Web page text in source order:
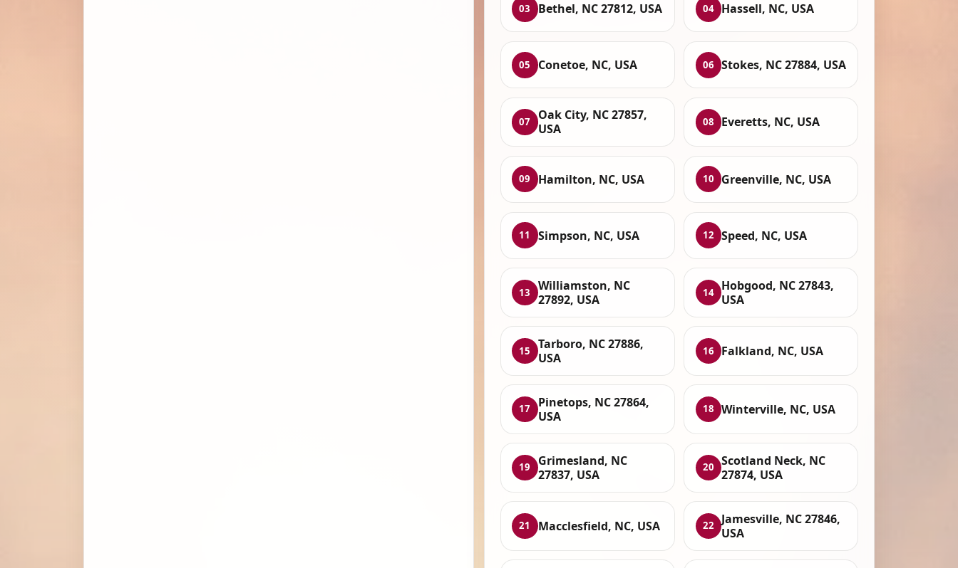
03 Bethel, NC 27812, USA 04 Hassell, NC, USA
05 Conetoe, NC, USA 06 Stokes, NC 27884, USA
07
Oak City, NC 27857,
USA
08 Everetts, NC, USA
09 Hamilton, NC, USA 10 Greenville, NC, USA
11 Simpson, NC, USA 12 Speed, NC, USA
13
Williamston, NC
27892, USA
14
Hobgood, NC 27843,
USA
15
Tarboro, NC 27886,
USA
16 Falkland, NC, USA
17
Pinetops, NC 27864,
USA
18 Winterville, NC, USA
19
Grimesland, NC
27837, USA
20
Scotland Neck, NC
27874, USA
21 Macclesfield, NC, USA 22
Jamesville, NC 27846,
USA